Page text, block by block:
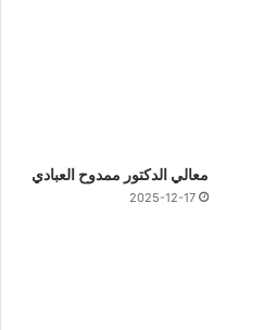
معالي الدكتور ممدوح العبادي
2025-12-17